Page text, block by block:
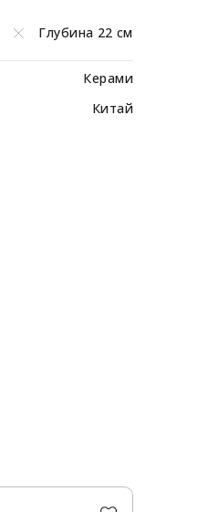
Глубина 22 см
Керами
Китай